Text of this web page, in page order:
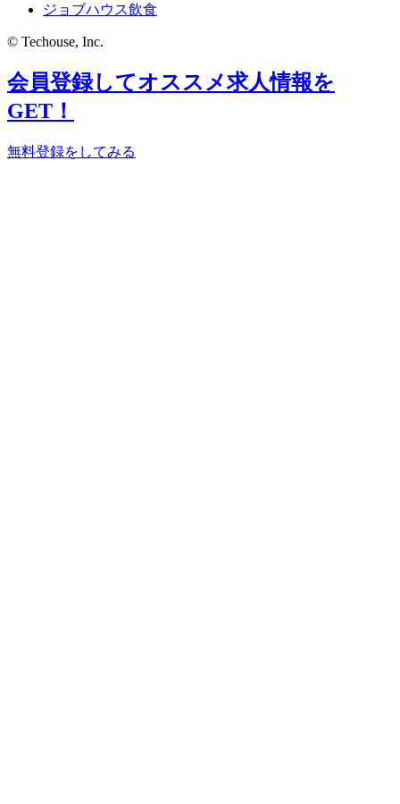
ジョブハウス飲食
© Techouse, Inc.
会員登録してオススメ求人情報を
GET！
無料登録をしてみる